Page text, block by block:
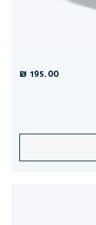
195.00 ₪